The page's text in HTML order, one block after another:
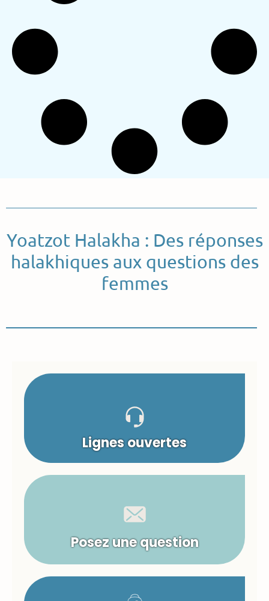
Yoatzot Halakha : Des réponses
halakhiques aux questions des
femmes
Lignes ouvertes
Posez une question